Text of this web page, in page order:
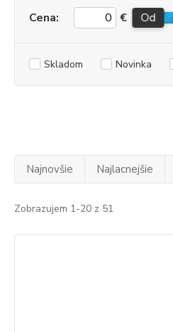
Cena: € Od
Skladom Novinka
Najnovšie Najlacnejšie
Zobrazujem 1-20 z 51